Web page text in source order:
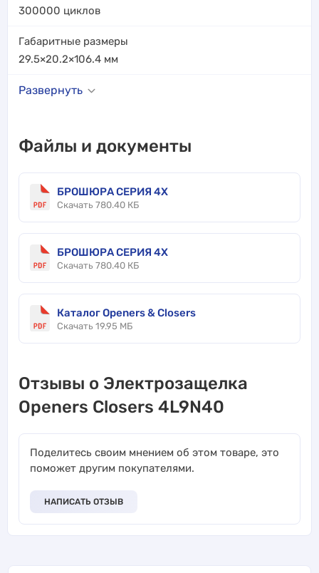
300000 циклов
Габаритные размеры
29.5×20.2×106.4 мм
Развернуть
Файлы и документы
БРОШЮРА СЕРИЯ 4X
Скачать 780.40 КБ
БРОШЮРА СЕРИЯ 4X
Скачать 780.40 КБ
Каталог Openers & Closers
Скачать 19.95 МБ
Отзывы о Электрозащелка
Openers Closers 4L9N40
Поделитесь своим мнением об этом товаре, это
поможет другим покупателями.
НАПИСАТЬ ОТЗЫВ